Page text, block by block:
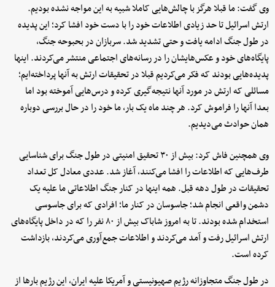
وی گفت: ما قبلا هرگز با چالش‌هایی کاملا شبیه به این مواجه نشده بودیم.
ارتش اسرائیل تا حد زیادی اطلاعات خود را با دست خود افشا کرد؛ این پدیده
در طول جنگ ادامه یافت و حتی تشدید شد. سربازان در بحبوحه جنگ،
پایگاه‌های خود و عکس‌هایشان را در رسانه‌های اجتماعی منتشر می‌کردند. اینها
پدیده‌هایی بودند که فکر می‌کردیم قبلا در تحقیقات ارتش به آنها پرداخته‌ایم؛
مسائلی که ارتش در مورد آنها نتیجه‌گیری کرده و درس‌هایی آموخته بود اما
بعدا آنها را فراموش کرد. هر چند ماه یک بار، ما خود را در حال بررسی دوباره
همان حوادث می‌دیدیم.
وی همچنین فاش کرد: بیش از ۳۰ تحقیق امنیتی در طول جنگ برای شناسایی
طرف‌هایی که اطلاعات را افشا می‌کنند، آغاز شد. عددی معادل کل تعداد
تحقیقات در طول دهه قبل. همه اینها در کنار جنگ اطلاعاتی ما علیه یک
دشمن واقعی انجام شد؛ جاسوسان در کنار ما؛ افرادی که برای جاسوسی
استخدام شده بودند. تا به امروز شاباک بیش از ۸۰ نفر را که در داخل پایگاه‌های
ارتش اسرائیل رفت و آمد می‌کردند و اطلاعات جمع‌آوری می‌کردند، بازداشت
کرده است.
در طول جنگ متجاوزانه رژیم صهیونیستی و آمریکا علیه ایران، این رژیم بارها از